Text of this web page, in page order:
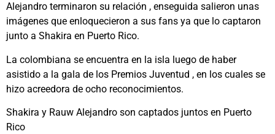
Alejandro terminaron su relación , enseguida salieron unas
imágenes que enloquecieron a sus fans ya que lo captaron
junto a Shakira en Puerto Rico.
La colombiana se encuentra en la isla luego de haber
asistido a la gala de los Premios Juventud , en los cuales se
hizo acreedora de ocho reconocimientos.
Shakira y Rauw Alejandro son captados juntos en Puerto
Rico